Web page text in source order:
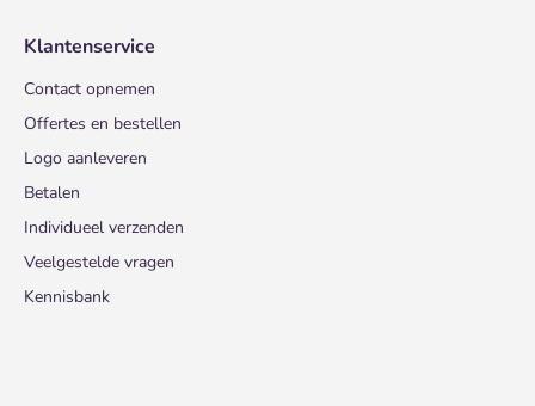
Klantenservice
Contact opnemen
Offertes en bestellen
Logo aanleveren
Betalen
Individueel verzenden
Veelgestelde vragen
Kennisbank